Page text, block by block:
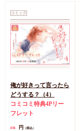
コミック
俺が好きって言ったら
どうする？（4）
コミコミ特典4Pリー
フレット
836 円 （税込）